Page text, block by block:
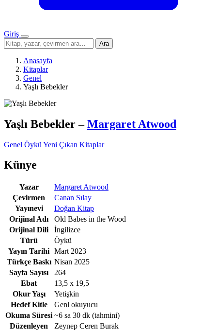
Giriş
Menü
Sitede
ara
Ara
Anasayfa
Kitaplar
Genel
Yaşlı Bebekler
Yaşlı Bebekler–Margaret Atwood
Genel Öykü Yeni Çıkan Kitaplar
Künye
Yazar
Margaret Atwood
Çevirmen
Canan Sılay
Yayınevi
Doğan Kitap
Orijinal Adı
Old Babes in the Wood
Orijinal Dili
İngilizce
Türü
Öykü
Yayın Tarihi Mart 2023
Türkçe Baskı Nisan 2025
Sayfa Sayısı
264
Ebat
13,5 x 19,5
Okur Yaşı
Yetişkin
Hedef Kitle
Genl okuyucu
Okuma Süresi ~6 sa 30 dk (tahmini)
Düzenleyen
Zeynep Ceren Burak